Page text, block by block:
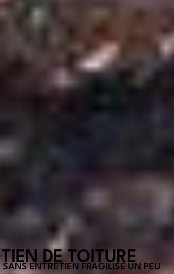
DE TOITURE
ENTRETIEN FRAGILISE UN PEU